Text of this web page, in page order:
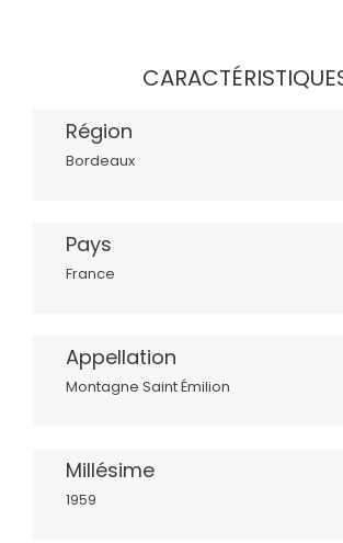
Région
Bordeaux
Pays
France
Appellation
Montagne Saint Émilion
Millésime
1959